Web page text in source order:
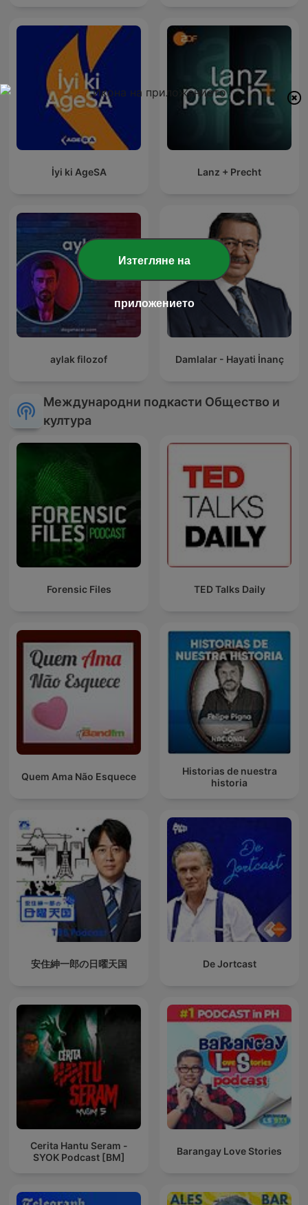
İyi ki AgeSA Lanz + Precht
aylak filozof Damlalar - Hayati İnanç
Международни подкасти Общество и
култура
Forensic Files TED Talks Daily
Quem Ama Não Esquece
Historias de nuestra
historia
安住紳一郎の日曜天国 De Jortcast
Cerita Hantu Seram -
SYOK Podcast [BM]
Barangay Love Stories
Изтегляне на
приложението